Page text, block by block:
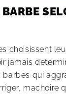
choisissent
jamais
barbes qui
machoire